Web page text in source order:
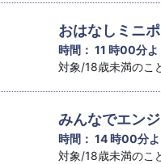
おはなしミニ
時間： 11 時00分
対象/18歳未満の
みんなでエン
時間： 14 時00分
対象/18歳未満の